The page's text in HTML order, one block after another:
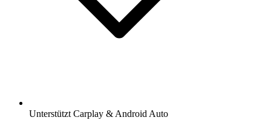
Unterstützt Carplay & Android Auto